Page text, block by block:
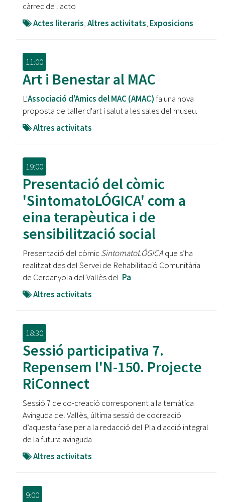
càrrec de l'acto
Actes literaris,Altres activitats, Exposicions
11:00
Art i Benestar al MAC
L'Associació d'Amics del MAC (AMAC) fa una nova
proposta de taller d'art i salut a les sales del museu.
Altres activitats
19:00
Presentació del còmic
'SintomatoLÓGICA' com a
eina terapèutica i de
sensibilització social
Presentació del còmicSintomatoLÓGICAque s’ha
realitzat des del Servei de Rehabilitació Comunitària
de Cerdanyola del Vallès del Pa
Altres activitats
18:30
Sessió participativa 7.
Repensem l'N-150. Projecte
RiConnect
Sessió 7 de co-creació corresponent a la temàtica
Avinguda del Vallès, última sessió de cocreació
d’aquesta fase per a la redacció del Pla d'acció integral
de la futura avinguda
Altres activitats
9:00